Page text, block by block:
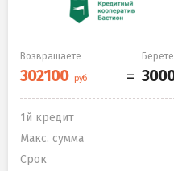
Возвращаете Берете
1й кредит
Макс. сумма
Срок